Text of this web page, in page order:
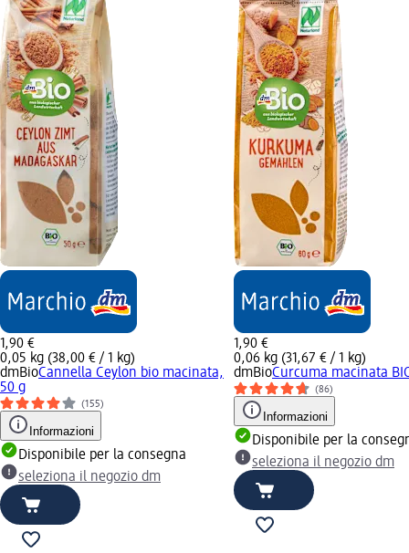
1,90 €
0,05 kg (38,00 € / 1 kg)
dmBioCannella Ceylon bio macinata,
50 g
(155)
Informazioni
Disponibile per la consegna
seleziona il negozio dm
1,90 €
0,06 kg (31,67 € / 1 kg)
dmBioCurcuma macinata
(86)
Informazioni
Disponibile per la
seleziona il negozio dm